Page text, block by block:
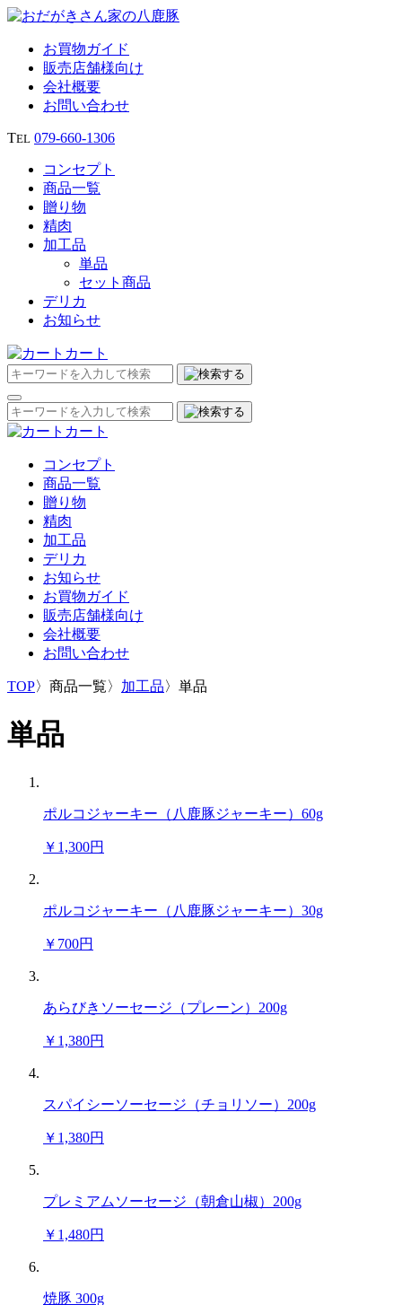
お買物ガイド
販売店舗様向け
会社概要
お問い合わせ
TEL 079‐660‐1306
コンセプト
商品一覧
贈り物
精肉
加工品
単品
セット商品
デリカ
お知らせ
カート
カート
コンセプト
商品一覧
贈り物
精肉
加工品
デリカ
お知らせ
お買物ガイド
販売店舗様向け
会社概要
お問い合わせ
TOP〉 商品一覧〉 加工品〉 単品
単品
ポルコジャーキー（八鹿豚ジャーキー）60g
￥1,300円
ポルコジャーキー（八鹿豚ジャーキー）30g
￥700円
あらびきソーセージ（プレーン）200g
￥1,380円
スパイシーソーセージ（チョリソー）200g
￥1,380円
プレミアムソーセージ（朝倉山椒）200g
￥1,480円
焼豚 300g